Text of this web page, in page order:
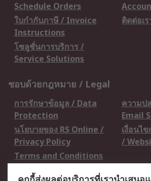
Schedule Orders
ใบกำกับภาษี / Invoice
Instructions
ติดต่อเ
โซลูชั่นการบริการ /
Service Solutions
ชอบด้วยกฎหมาย / Legal
การรักษาข้อมูล / Data
Protection
ความป
Email
นโยบายของ RS Online /
Privacy Policy
เงื่อนไ
/
Terms and Conditions